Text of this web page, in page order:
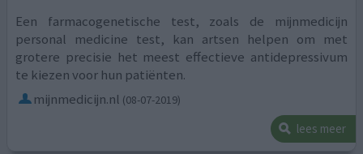
Een farmacogenetische test, zoals de mijnmedicijn
personal medicine test, kan artsen helpen om met
grotere precisie het meest effectieve antidepressivum
te kiezen voor hun patiënten.
mijnmedicijn.nl (08-07-2019)
lees meer